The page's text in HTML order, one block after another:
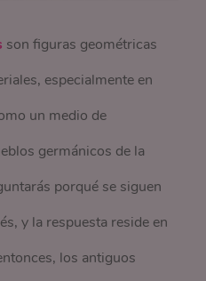
son figuras geométricas
especialmente en
un medio de
germánicos de la
porqué se siguen
y la respuesta reside en
los antiguos